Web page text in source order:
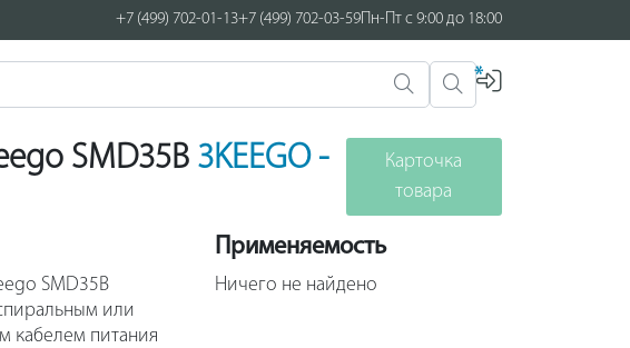
+7 (499) 702-01-13+7 (499) 702-03-59Пн-Пт с 9:00 до 18:00
*
SMD35B 3KEEGO -
Карточка
товара
SMD35B
или
кабелем питания
Применяемость
Ничего не найдено